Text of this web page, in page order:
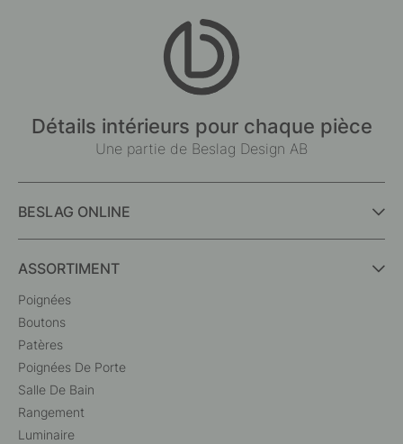
Détails intérieurs pour chaque pièce
Une partie de Beslag Design AB
BESLAG ONLINE
ASSORTIMENT
Poignées
Boutons
Patères
Poignées De Porte
Salle De Bain
Rangement
Luminaire